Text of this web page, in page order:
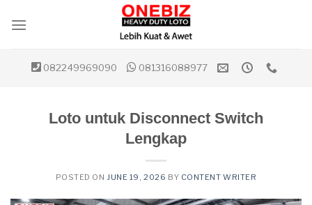
082249969090 081316088977
Loto untuk Disconnect Switch
Lengkap
POSTED ON JUNE 19, 2026 BY CONTENT WRITER